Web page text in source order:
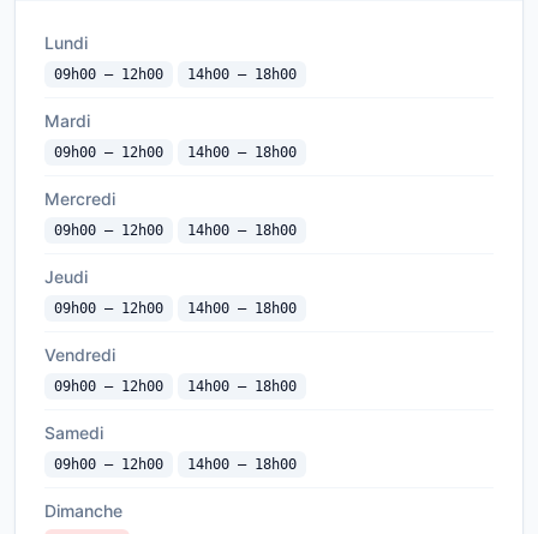
Lundi
09h00 — 12h00 14h00 — 18h00
Mardi
09h00 — 12h00 14h00 — 18h00
Mercredi
09h00 — 12h00 14h00 — 18h00
Jeudi
09h00 — 12h00 14h00 — 18h00
Vendredi
09h00 — 12h00 14h00 — 18h00
Samedi
09h00 — 12h00 14h00 — 18h00
Dimanche